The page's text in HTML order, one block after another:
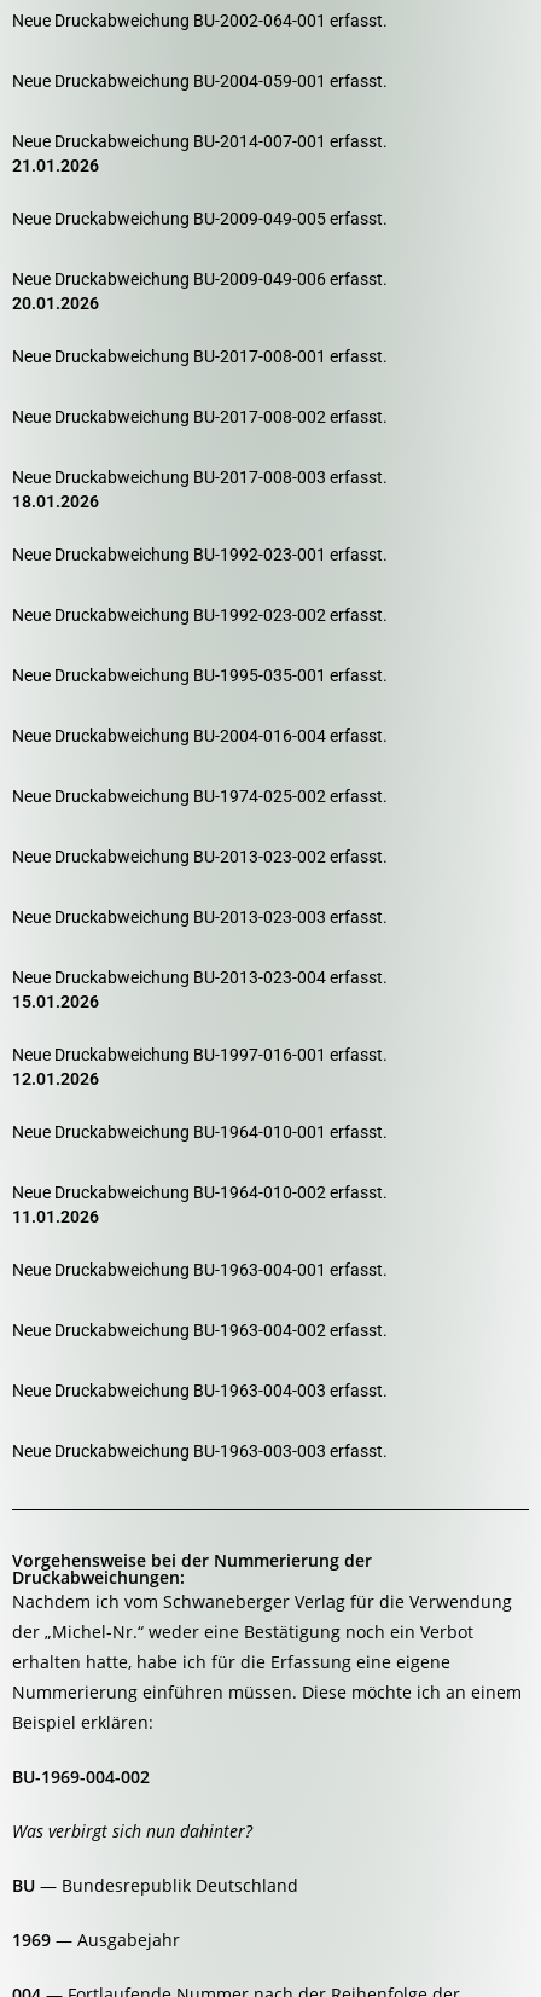
Neue Druckabweichung BU-2002-064-001 erfasst.
Neue Druckabweichung BU-2004-059-001 erfasst.
Neue Druckabweichung BU-2014-007-001 erfasst.
21.01.2026
Neue Druckabweichung BU-2009-049-005 erfasst.
Neue Druckabweichung BU-2009-049-006 erfasst.
20.01.2026
Neue Druckabweichung BU-2017-008-001 erfasst.
Neue Druckabweichung BU-2017-008-002 erfasst.
Neue Druckabweichung BU-2017-008-003 erfasst.
18.01.2026
Neue Druckabweichung BU-1992-023-001 erfasst.
Neue Druckabweichung BU-1992-023-002 erfasst.
Neue Druckabweichung BU-1995-035-001 erfasst.
Neue Druckabweichung BU-2004-016-004 erfasst.
Neue Druckabweichung BU-1974-025-002 erfasst.
Neue Druckabweichung BU-2013-023-002 erfasst.
Neue Druckabweichung BU-2013-023-003 erfasst.
Neue Druckabweichung BU-2013-023-004 erfasst.
15.01.2026
Neue Druckabweichung BU-1997-016-001 erfasst.
12.01.2026
Neue Druckabweichung BU-1964-010-001 erfasst.
Neue Druckabweichung BU-1964-010-002 erfasst.
11.01.2026
Neue Druckabweichung BU-1963-004-001 erfasst.
Neue Druckabweichung BU-1963-004-002 erfasst.
Neue Druckabweichung BU-1963-004-003 erfasst.
Neue Druckabweichung BU-1963-003-003 erfasst.
Vorgehensweise bei der Nummerierung der
Druckabweichungen:
Nachdem ich vom Schwaneberger Verlag für die Verwendung
der „Michel-Nr.“ weder eine Bestätigung noch ein Verbot
erhalten hatte, habe ich für die Erfassung eine eigene
Nummerierung einführen müssen. Diese möchte ich an einem
Beispiel erklären:
BU-1969-004-002
Was verbirgt sich nun dahinter?
BU — Bundesrepublik Deutschland
1969 — Ausgabejahr